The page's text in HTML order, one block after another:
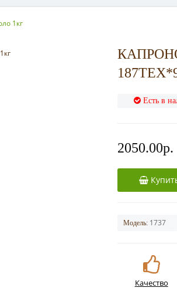
1кг
Есть в
2050.00р.
Модель: 1737
Качество